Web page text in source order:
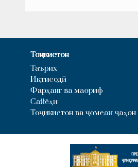
Тоҷикистон
Таърих
Иқтисодӣ
Фарҳанг ва маориф
Сайёҳӣ
Тоҷикистон ва ҷомеаи ҷаҳон